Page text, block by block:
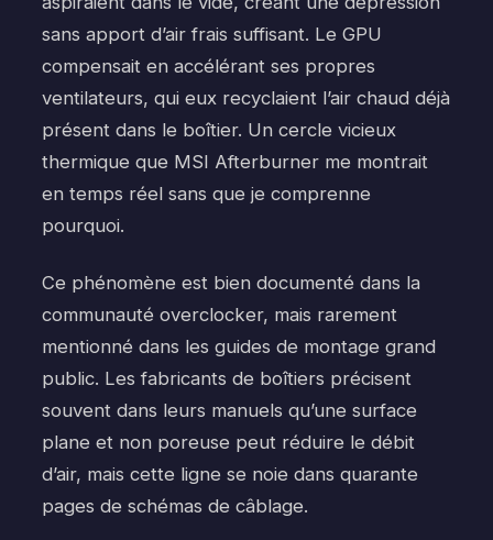
sans apport d’air frais suffisant. Le GPU
compensait en accélérant ses propres
ventilateurs, qui eux recyclaient l’air chaud déjà
présent dans le boîtier. Un cercle vicieux
thermique que MSI Afterburner me montrait
en temps réel sans que je comprenne
pourquoi.
Ce phénomène est bien documenté dans la
communauté overclocker, mais rarement
mentionné dans les guides de montage grand
public. Les fabricants de boîtiers précisent
souvent dans leurs manuels qu’une surface
plane et non poreuse peut réduire le débit
d’air, mais cette ligne se noie dans quarante
pages de schémas de câblage.